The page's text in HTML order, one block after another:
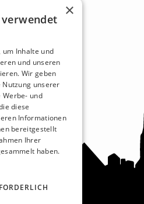
×
verwendet
um Inhalte und
und unseren
Wir geben
unserer
Werbe- und
diese
Informationen
bereitgestellt
Ihrer
haben.